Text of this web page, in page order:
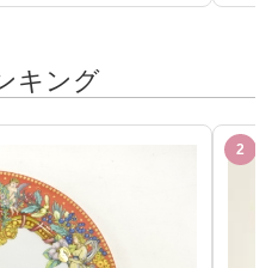
キング